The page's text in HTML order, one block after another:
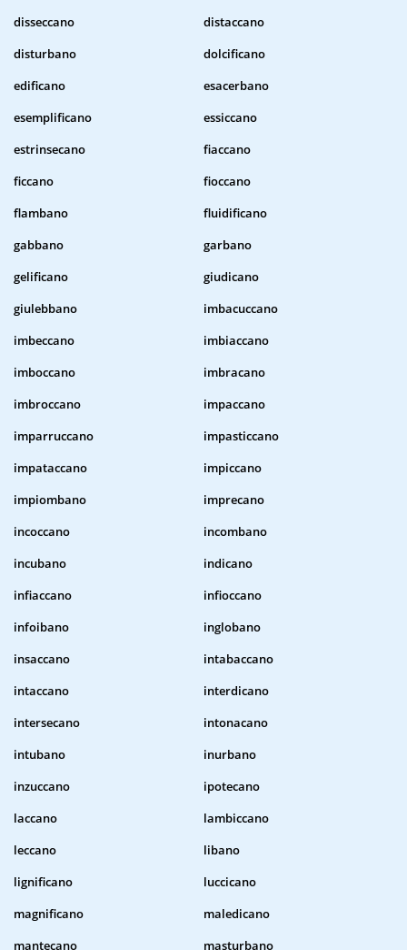
disseccano
distaccano
disturbano
dolcificano
edificano
esacerbano
esemplificano
essiccano
estrinsecano
fiaccano
ficcano
fioccano
flambano
fluidificano
gabbano
garbano
gelificano
giudicano
giulebbano
imbacuccano
imbeccano
imbiaccano
imboccano
imbracano
imbroccano
impaccano
imparruccano
impasticcano
impataccano
impiccano
impiombano
imprecano
incoccano
incombano
incubano
indicano
infiaccano
infioccano
infoibano
inglobano
insaccano
intabaccano
intaccano
interdicano
intersecano
intonacano
intubano
inurbano
inzuccano
ipotecano
laccano
lambiccano
leccano
libano
lignificano
luccicano
magnificano
maledicano
mantecano
masturbano